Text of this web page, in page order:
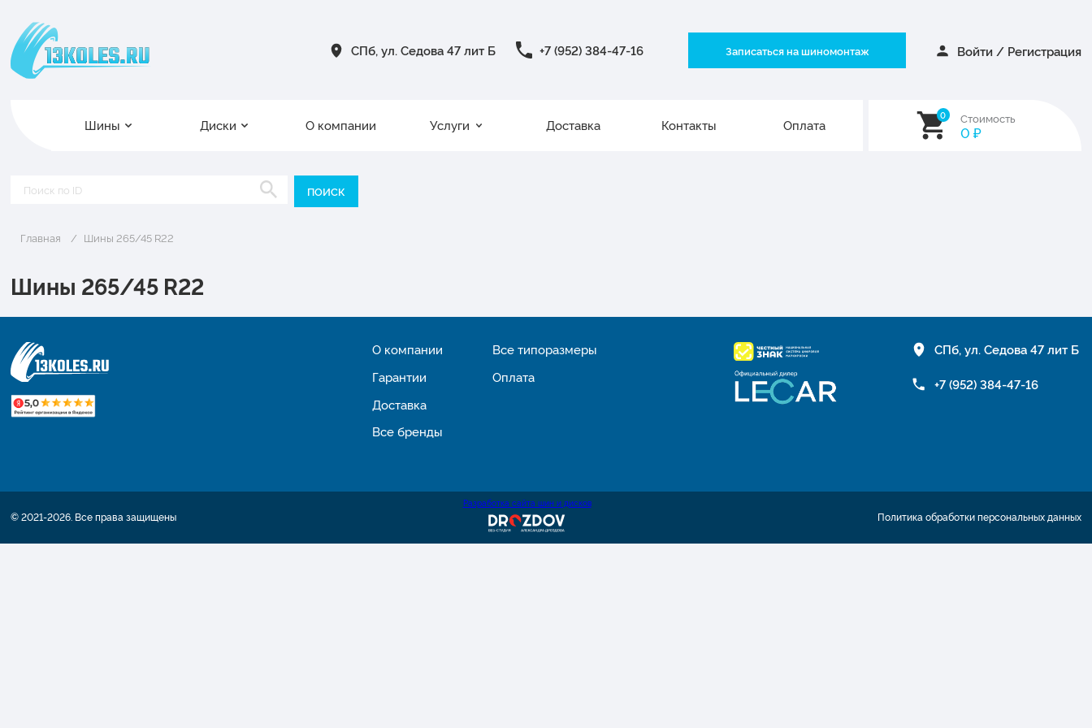
СПб, ул. Седова 47 лит Б +7 (952) 384-47-16 Записаться на шиномонтаж Войти / Регистрация
Шины Диски О компании Услуги Доставка Контакты Оплата
0 Стоимость
0 ₽
Главная Шины 265/45 R22
Шины 265/45 R22
О компании
Гарантии
Доставка
Все бренды
Все типоразмеры
Оплата
СПб, ул. Седова 47 лит Б
+7 (952) 384-47-16
© 2021-2026. Все права защищены
Разработка сайта шин и дисков
Политика обработки персональных данных